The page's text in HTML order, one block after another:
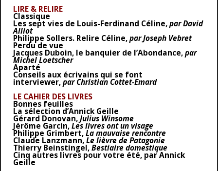
LIRE & RELIRE
Classique
Les sept vies de Louis-Ferdinand Céline,par David
Alliot
Philippe Sollers. Relire Céline,par Joseph Vebret
Perdu de vue
Jacques Duboin, le banquier de l’Abondance,par
Michel Loetscher
Aparté
Conseils aux écrivains qui se font
interviewer,par Christian Cottet-Emard
LE CAHIER DES LIVRES
Bonnes feuilles
La sélection d’Annick Geille
Gérard Donovan,Julius Winsome
Jérôme Garcin,Les livres ont un visage
Philippe Grimbert,La mauvaise rencontre
Claude Lanzmann,Le lièvre de Patagonie
Thierry Beinstingel,Bestiaire domestique
Cinq autres livres pour votre été, par Annick
Geille